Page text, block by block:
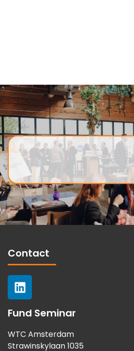
Contact
Fund Seminar
WTC Amsterdam
Strawinskylaan 1035